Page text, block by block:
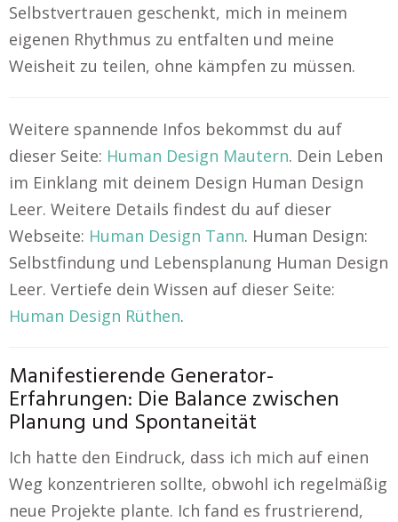
Selbstvertrauen geschenkt, mich in meinem
eigenen Rhythmus zu entfalten und meine
Weisheit zu teilen, ohne kämpfen zu müssen.
Weitere spannende Infos bekommst du auf
dieser Seite: Human Design Mautern. Dein Leben
im Einklang mit deinem Design Human Design
Leer. Weitere Details findest du auf dieser
Webseite: Human Design Tann. Human Design:
Selbstfindung und Lebensplanung Human Design
Leer. Vertiefe dein Wissen auf dieser Seite:
Human Design Rüthen.
Manifestierende Generator-
Erfahrungen: Die Balance zwischen
Planung und Spontaneität
Ich hatte den Eindruck, dass ich mich auf einen
Weg konzentrieren sollte, obwohl ich regelmäßig
neue Projekte plante. Ich fand es frustrierend,